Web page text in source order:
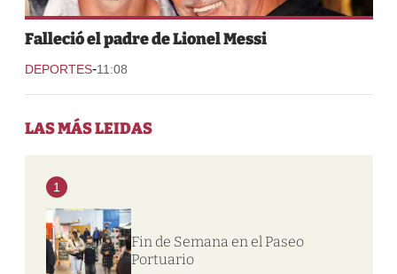
Falleció el padre de Lionel Messi
DEPORTES-11:08
LAS MÁS LEIDAS
1
Fin de Semana en el Paseo
Portuario